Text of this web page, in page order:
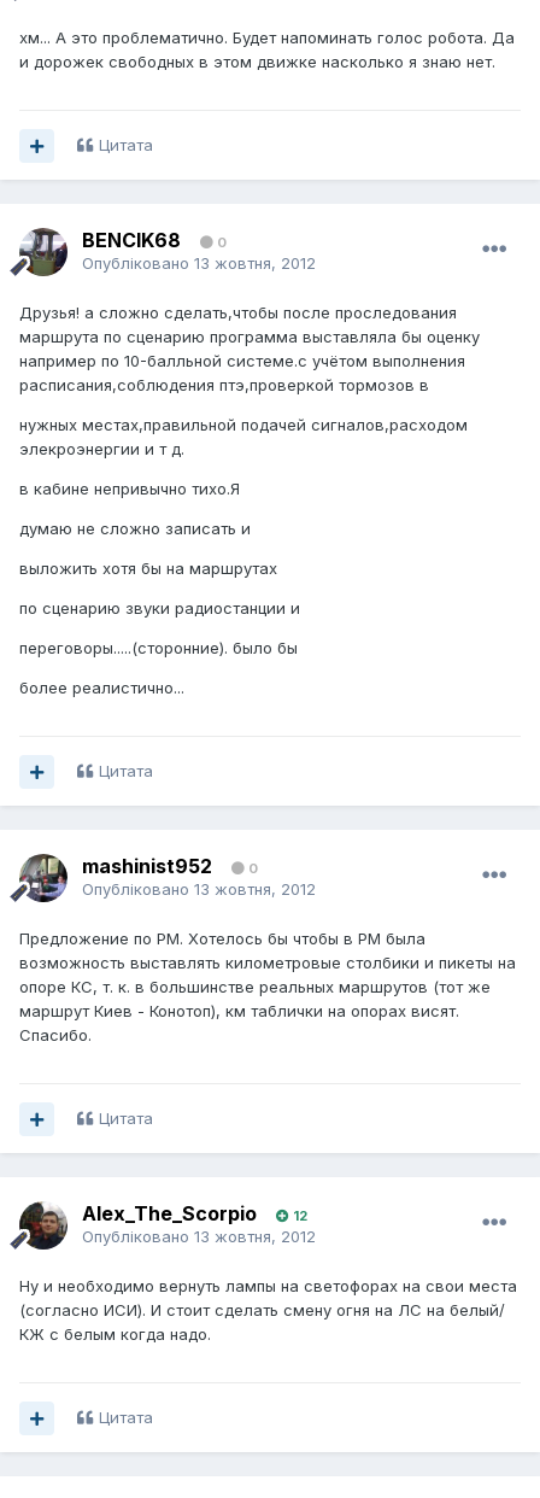
хм... А это проблематично. Будет напоминать голос робота. Да
и дорожек свободных в этом движке насколько я знаю нет.
Цитата
BENCIK68 0
Опубліковано 13 жовтня, 2012
Друзья! а сложно сделать,чтобы после проследования
маршрута по сценарию программа выставляла бы оценку
например по 10-балльной системе.с учётом выполнения
расписания,соблюдения птэ,проверкой тормозов в
нужных местах,правильной подачей сигналов,расходом
элекроэнергии и т д.
в кабине непривычно тихо.Я
думаю не сложно записать и
выложить хотя бы на маршрутах
по сценарию звуки радиостанции и
переговоры.....(сторонние). было бы
более реалистично...
Цитата
mashinist952 0
Опубліковано 13 жовтня, 2012
Предложение по РМ. Хотелось бы чтобы в РМ была
возможность выставлять километровые столбики и пикеты на
опоре КС, т. к. в большинстве реальных маршрутов (тот же
маршрут Киев - Конотоп), км таблички на опорах висят.
Спасибо.
Цитата
Alex_The_Scorpio 12
Опубліковано 13 жовтня, 2012
Ну и необходимо вернуть лампы на светофорах на свои места
(согласно ИСИ). И стоит сделать смену огня на ЛС на белый/
КЖ с белым когда надо.
Цитата